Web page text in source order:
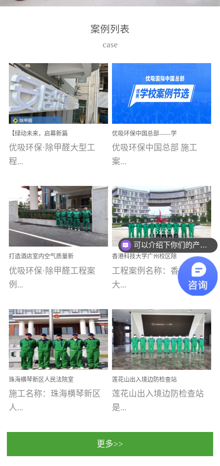
高技能的团队。汇聚了众
取得了多项产品技术专利
和多项国家版权局著作
权，获得高新技术企业称
号。生产优势自主生产自
给自足，优吸公司于2015
在广州番禺区成功建立产
品线生产基地，工厂拥有
自动化生产设备和成熟的
选择源头源材料、严控产
品质量，我们每一批的生
产产品都经过严格的质检
程序；生产车间为优吸总
部和全国分支机构生产光
触媒、净醛王、祛味剂等
优吸系列产品，保质保量
完成生产任务，确保全国
求。资质优势团队优势分
支优势优吸环保是一棵正
茁壮成长的树，只要我们
人人都爱护她、珍惜她、
她将越来越枝繁叶茂，终
将会成为一棵参天大树！
优吸环保截止2020年拥有
全国600家网点分支机构。
案例列表
case
【绿动未来，启幕新篇
章】优吸环保中标深圳安
居乐寓，超大型工装室内
空气治理项目顺利启航，
优吸环保·除甲醛大型工
程...
案例【深圳安居乐寓】室
内空气治理项目深圳安居
乐寓 深圳市安居乐寓
为深圳安居集团旗下城...
优吸环保中国总部——学
校施工案例(节选)
优吸环保中国总部 施工
案...
例(学校工装节选)广州南沙
小学(珠江湾校区)项目地
址：广州市南沙区海滨路
南沙珠江湾江门市蓬江区
禾...
打造酒店室内空气质量新
标杆——优吸环保·标杆之
作：东莞美豪雅致酒店室
内空气治理工程纪实
优吸环保·除甲醛工程案
例...
【东莞美豪雅致酒店】室
内空气治理项目东莞美豪
雅致酒店 东莞美豪雅
致酒店是为中高端人士...
香港科技大学广州校区除
甲醛项目圆满完成
工程案例名称：香港科技
大...
学广州校区室内空气治
理 工程案例地址：广
州南沙区·香港科技大学(广
州)校区 工程案...
珠海横琴新区人民法院室
内除甲醛空气治理项目
施工名称：珠海横琴新区
人...
民法院室内除甲醛空气治
莲花山出入境边防检查站
室内除甲醛空气治理项目
莲花山出入境边防检查站
是...
国家通过设在对外开放口
更多>>
可以介绍下你们的产品么